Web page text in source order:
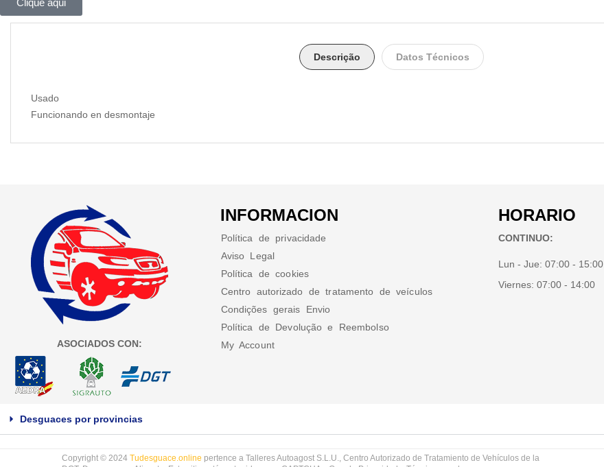
Descrição Datos Técnicos
Usado
Funcionando en desmontaje
ASOCIADOS CON:
INFORMACION
Política de privacidade
Aviso Legal
Política de cookies
Centro autorizado de tratamento de veículos
Condições gerais Envio
Política de Devolução e Reembolso
My Account
HORARIO
CONTINUO:
Lun - Jue:07:00 - 15:00
Viernes:07:00 - 14:00
Desguaces por provincias
Copyright © 2024 Tudesguace.online pertence a Talleres Autoagost S.L.U., Centro Autorizado de Tratamiento de Vehículos de la